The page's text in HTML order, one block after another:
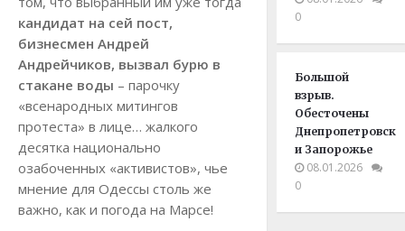
кандидат на сей пост,
бизнесмен Андрей
Андрейчиков, вызвал бурю в
стакане воды – парочку
«всенародных митингов
протеста» в лице… жалкого
десятка национально
озабоченных «активистов», чье
мнение для Одессы столь же
важно, как и погода на Марсе!
0
Большой
взрыв.
Обесточены
Днепропетровск
и Запорожье
08.01.2026
0